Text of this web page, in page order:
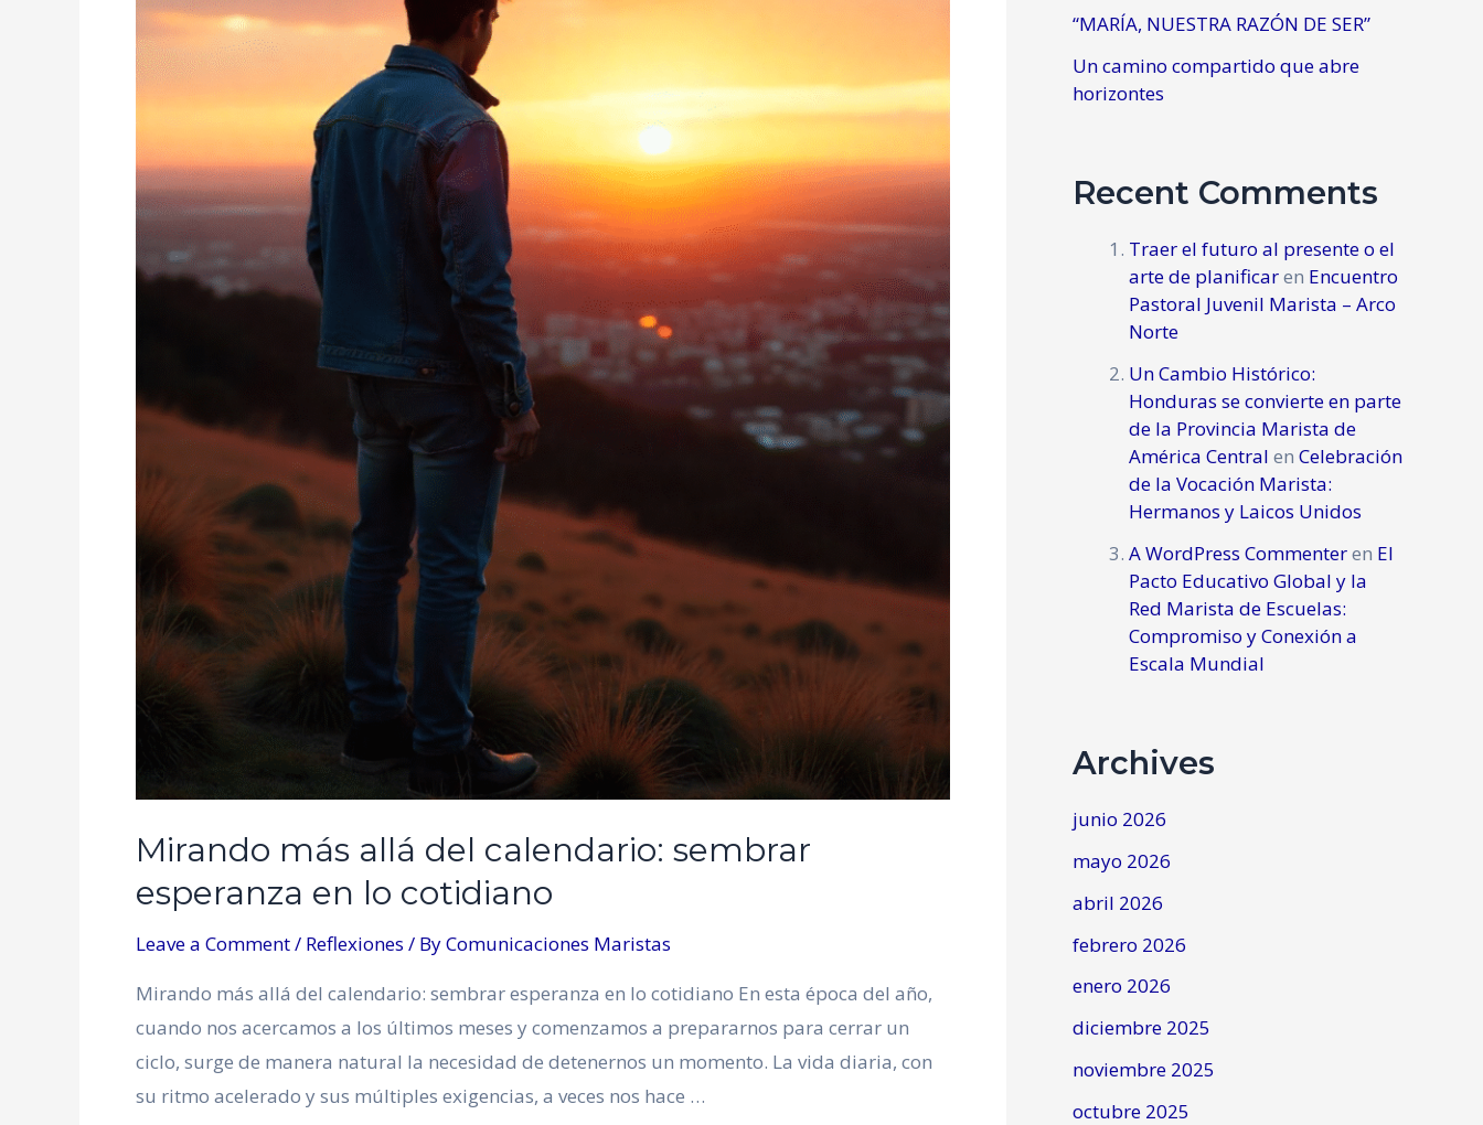
Mirando más allá del calendario: sembrar
esperanza en lo cotidiano
Leave a Comment/ Reflexiones / ByComunicaciones Maristas
Mirando más allá del calendario: sembrar esperanza en lo cotidiano En esta época del año,
cuando nos acercamos a los últimos meses y comenzamos a prepararnos para cerrar un
ciclo, surge de manera natural la necesidad de detenernos un momento. La vida diaria, con
su ritmo acelerado y sus múltiples exigencias, a veces nos hace …
“MARÍA, NUESTRA RAZÓN DE SER”
Un camino compartido que abre
horizontes
Recent Comments
Traer el futuro al presente o el
arte de planificaren Encuentro
Pastoral Juvenil Marista – Arco
Norte
Un Cambio Histórico:
Honduras se convierte en parte
de la Provincia Marista de
América Central en Celebración
de la Vocación Marista:
Hermanos y Laicos Unidos
A WordPress Commenteren El
Pacto Educativo Global y la
Red Marista de Escuelas:
Compromiso y Conexión a
Escala Mundial
Archives
junio 2026
mayo 2026
abril 2026
febrero 2026
enero 2026
diciembre 2025
noviembre 2025
octubre 2025